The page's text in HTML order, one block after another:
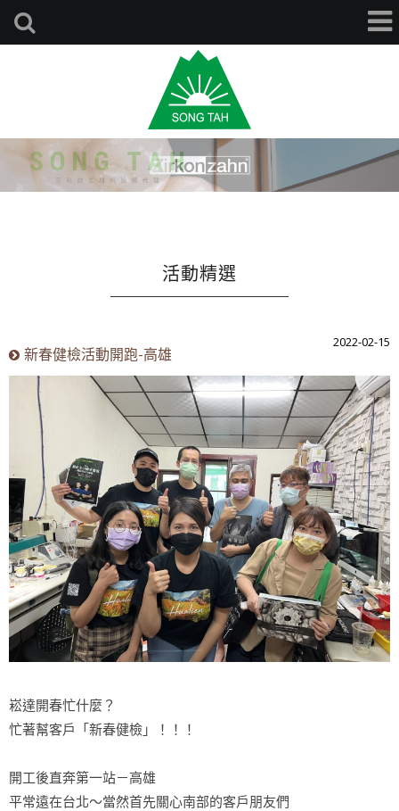
活動精選
2022-02-15
新春健檢活動開跑-高雄
崧達開春忙什麼？
忙著幫客戶「新春健檢」！！！
開工後直奔第一站－高雄
平常遠在台北～當然首先關心南部的客戶朋友們